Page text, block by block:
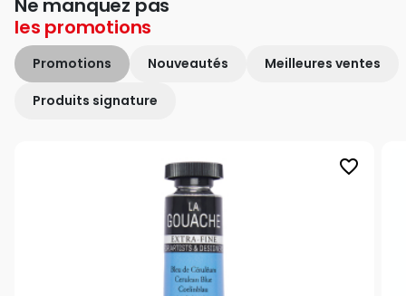
Ne manquez pas
les promotions
Promotions Nouveautés Meilleures ventes
Produits signature
favorite_border